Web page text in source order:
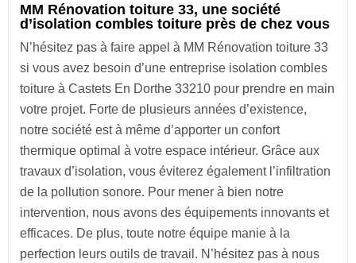
MM Rénovation toiture 33, une société
d’isolation combles toiture près de chez vous
N’hésitez pas à faire appel à MM Rénovation toiture 33
si vous avez besoin d’une entreprise isolation combles
toiture à Castets En Dorthe 33210 pour prendre en main
votre projet. Forte de plusieurs années d’existence,
notre société est à même d’apporter un confort
thermique optimal à votre espace intérieur. Grâce aux
travaux d’isolation, vous éviterez également l’infiltration
de la pollution sonore. Pour mener à bien notre
intervention, nous avons des équipements innovants et
efficaces. De plus, toute notre équipe manie à la
perfection leurs outils de travail. N’hésitez pas à nous